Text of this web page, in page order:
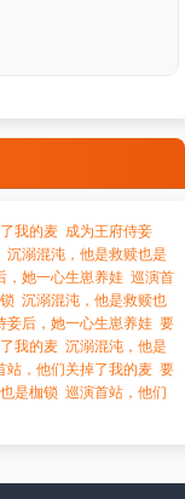
我的麦 成为王府侍妾
沉溺混沌，他是救赎也是
，她一心生崽养娃 巡演首
沉溺混沌，他是救赎也
妾后，她一心生崽养娃 要
我的麦 沉溺混沌，他是
站，他们关掉了我的麦 要
是枷锁 巡演首站，他们